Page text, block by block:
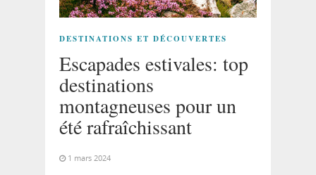
DESTINATIONS ET DÉCOUVERTES
Escapades estivales: top
destinations
montagneuses pour un
été rafraîchissant
1 mars 2024